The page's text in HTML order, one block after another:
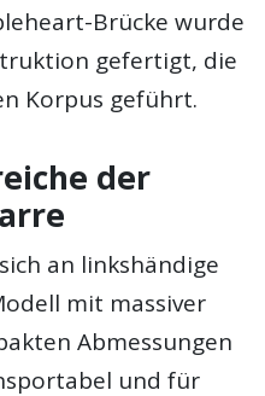
Brücke wurde
gefertigt, die
Korpus geführt.
der
an linkshändige
mit massiver
Abmessungen
und für